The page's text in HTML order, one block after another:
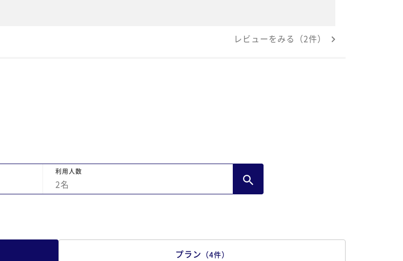
レビューをみる（2件）
利用人数
2名
プラン （4件）